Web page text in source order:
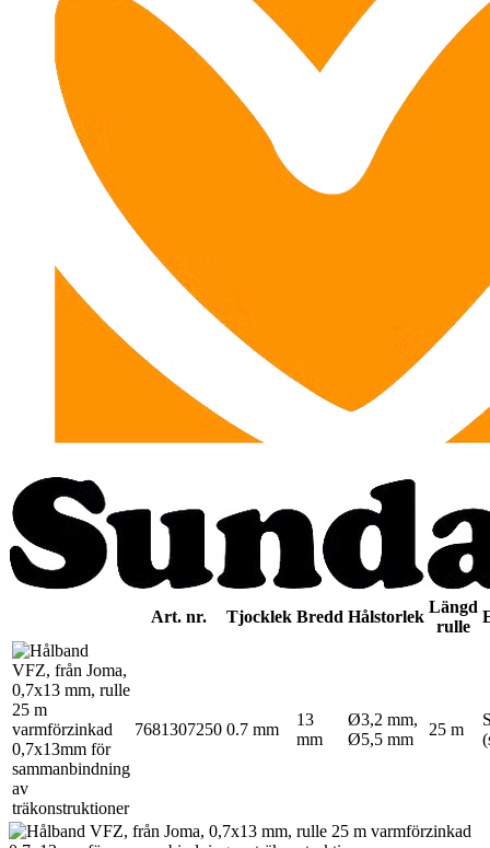
Art. nr. Tjocklek Bredd Hålstorlek
Längd
rulle
7681307250 0.7 mm
13
mm
Ø3,2 mm,
Ø5,5 mm
25 m